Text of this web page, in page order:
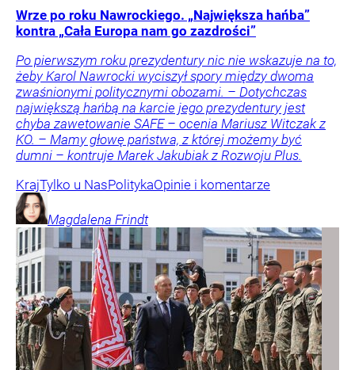
Wrze po roku Nawrockiego. „Największa hańba”
kontra „Cała Europa nam go zazdrości”
Po pierwszym roku prezydentury nic nie wskazuje na to,
żeby Karol Nawrocki wyciszył spory między dwoma
zwaśnionymi politycznymi obozami. – Dotychczas
największą hańbą na karcie jego prezydentury jest
chyba zawetowanie SAFE – ocenia Mariusz Witczak z
KO. – Mamy głowę państwa, z której możemy być
dumni – kontruje Marek Jakubiak z Rozwoju Plus.
KrajTylko u NasPolitykaOpinie i komentarze
Magdalena Frindt